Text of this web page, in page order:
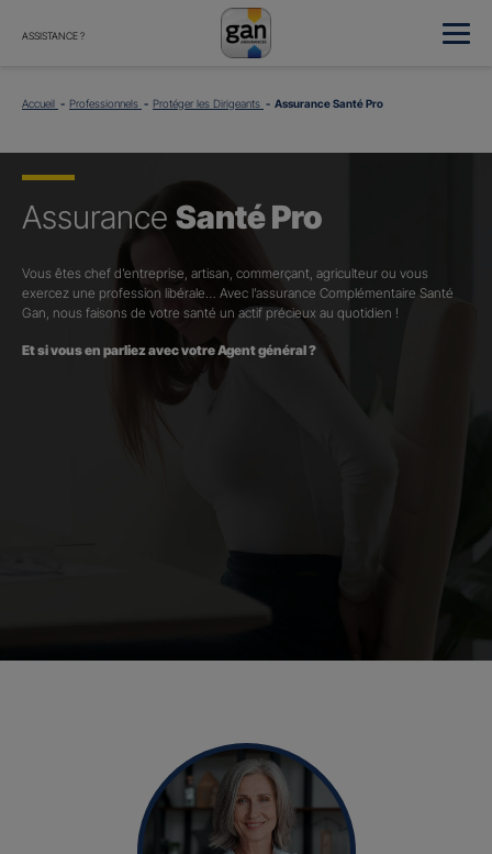
ASSISTANCE ?
Accueil Professionnels Protéger les Dirigeants Assurance Santé Pro
Assurance Santé Pro
Vous êtes chef d’entreprise, artisan, commerçant, agriculteur ou vous
exercez une profession libérale… Avec l’assurance Complémentaire Santé
Gan, nous faisons de votre santé un actif précieux au quotidien !
Et si vous en parliez avec votre Agent général ?